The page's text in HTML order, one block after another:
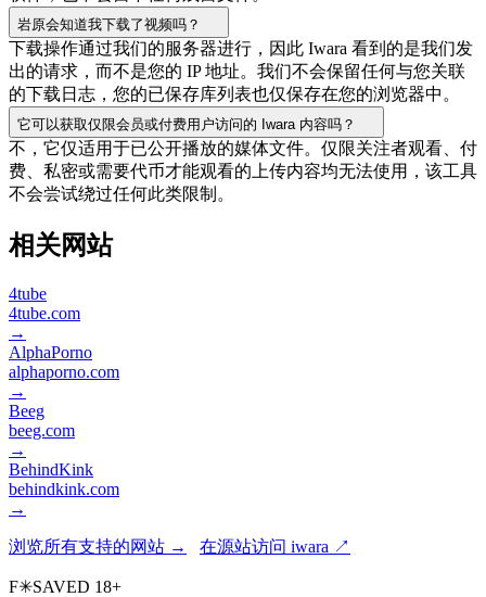
岩原会知道我下载了视频吗？
下载操作通过我们的服务器进行，因此 Iwara 看到的是我们发
出的请求，而不是您的 IP 地址。我们不会保留任何与您关联
的下载日志，您的已保存库列表也仅保存在您的浏览器中。
它可以获取仅限会员或付费用户访问的 Iwara 内容吗？
不，它仅适用于已公开播放的媒体文件。仅限关注者观看、付
费、私密或需要代币才能观看的上传内容均无法使用，该工具
不会尝试绕过任何此类限制。
相关网站
4tube
4tube.com
→
AlphaPorno
alphaporno.com
→
Beeg
beeg.com
→
BehindKink
behindkink.com
→
浏览所有支持的网站 → 在源站访问 iwara ↗
F✳SAVED 18+